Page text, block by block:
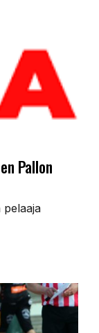
Pallon